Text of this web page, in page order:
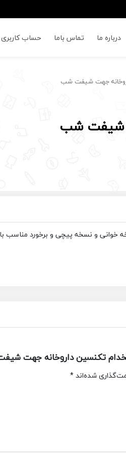
درباره ما تماس باما حساب کاربری
جهت شیفت شب
شیفت شب
خوانی و نسخه پیچی و برخورد مناسب
تکنسین داروخانه جهت
شده‌اند*